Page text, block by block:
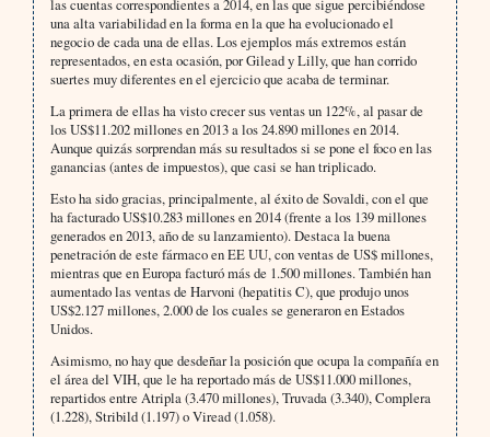
las cuentas correspondientes a 2014, en las que sigue percibiéndose
una alta variabilidad en la forma en la que ha evolucionado el
negocio de cada una de ellas. Los ejemplos más extremos están
representados, en esta ocasión, por Gilead y Lilly, que han corrido
suertes muy diferentes en el ejercicio que acaba de terminar.
La primera de ellas ha visto crecer sus ventas un 122%, al pasar de
los US$11.202 millones en 2013 a los 24.890 millones en 2014.
Aunque quizás sorprendan más su resultados si se pone el foco en las
ganancias (antes de impuestos), que casi se han triplicado.
Esto ha sido gracias, principalmente, al éxito de Sovaldi, con el que
ha facturado US$10.283 millones en 2014 (frente a los 139 millones
generados en 2013, año de su lanzamiento). Destaca la buena
penetración de este fármaco en EE UU, con ventas de US$ millones,
mientras que en Europa facturó más de 1.500 millones. También han
aumentado las ventas de Harvoni (hepatitis C), que produjo unos
US$2.127 millones, 2.000 de los cuales se generaron en Estados
Unidos.
Asimismo, no hay que desdeñar la posición que ocupa la compañía en
el área del VIH, que le ha reportado más de US$11.000 millones,
repartidos entre Atripla (3.470 millones), Truvada (3.340), Complera
(1.228), Stribild (1.197) o Viread (1.058).